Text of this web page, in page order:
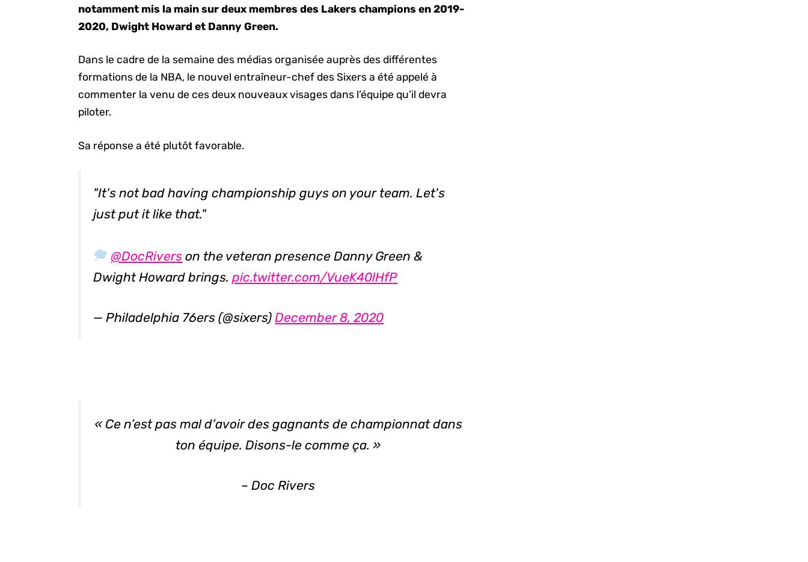
notamment mis la main sur deux membres des Lakers champions en 2019-
2020, Dwight Howard et Danny Green.
Dans le cadre de la semaine des médias organisée auprès des différentes
formations de la NBA, le nouvel entraîneur-chef des Sixers a été appelé à
commenter la venu de ces deux nouveaux visages dans l’équipe qu’il devra
piloter.
Sa réponse a été plutôt favorable.
"It's not bad having championship guys on your team. Let's
just put it like that."
@DocRivers on the veteran presence Danny Green &
Dwight Howard brings.pic.twitter.com/VueK40lHfP
— Philadelphia 76ers (@sixers)December 8, 2020
« Ce n’est pas mal d’avoir des gagnants de championnat dans
ton équipe. Disons-le comme ça. »
– Doc Rivers